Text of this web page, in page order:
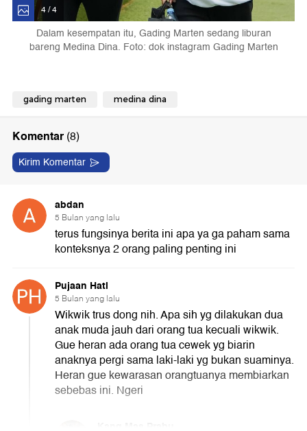
4 / 4
Dalam kesempatan itu, Gading Marten sedang liburan
bareng Medina Dina. Foto: dok instagram Gading Marten
gading marten medina dina